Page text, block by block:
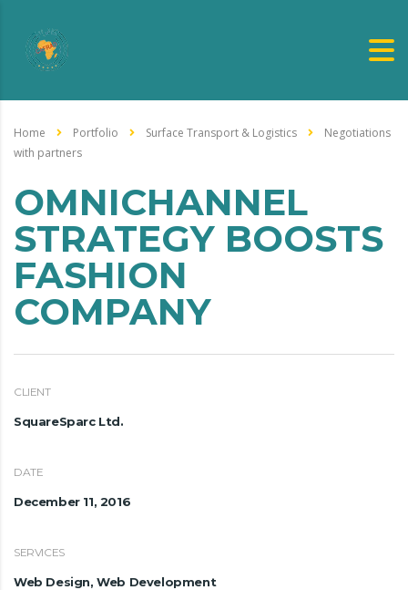
Home Portfolio Surface Transport & Logistics
Negotiations
with partners
OMNICHANNEL
STRATEGY BOOSTS
FASHION
COMPANY
CLIENT
SquareSparc Ltd.
DATE
December 11, 2016
SERVICES
Web Design, Web Development